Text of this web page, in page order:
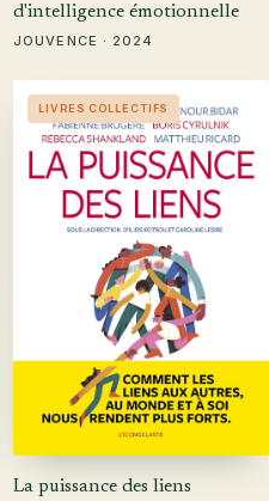
d'intelligence émotionnelle
JOUVENCE · 2024
LIVRES COLLECTIFS
La puissance des liens